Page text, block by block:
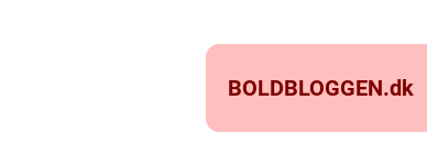
BOLDBLOGGEN.dk